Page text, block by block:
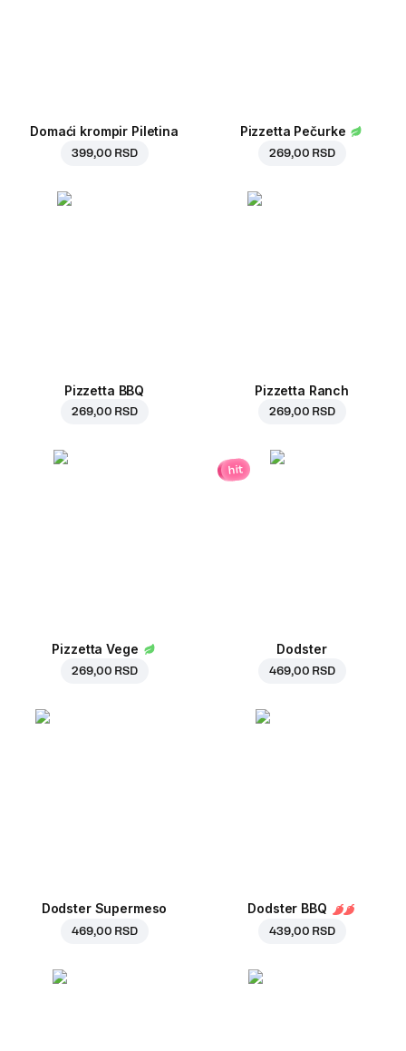
Domaći krompir Piletina
399,00 RSD
Pizzetta Pečurke
269,00 RSD
Pizzetta BBQ
269,00 RSD
Pizzetta Ranch
269,00 RSD
Pizzetta Vege
269,00 RSD
hit
Dodster
469,00 RSD
Dodster Supermeso
469,00 RSD
Dodster BBQ
439,00 RSD